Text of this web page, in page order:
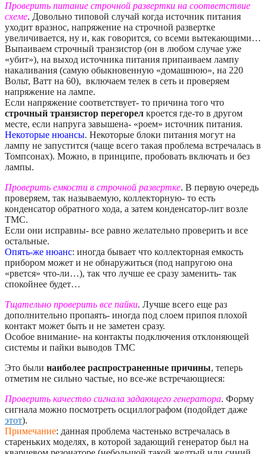
Проверить питание строчной развертки на соответствие
схеме. Довольно типовой случай когда источник питания
уходит вразнос, напряжение на строчной развертке
увеличивается, ну и, как говорится, со всеми вытекающими…
Выпаиваем строчный транзистор (он в любом случае уже
«убит»), на выход источника питания припаиваем лампу
накаливания (самую обыкновенную «домашнюю», на 220
Вольт, Ватт на 60), включаем телек в сеть и проверяем
напряжение на лампе.
Если напряжение соответствует- то причина того что
строчный транзистор перегорел кроется где-то в другом
месте, если напруга завышена- «роем» источник питания.
Некоторые нюансы. Некоторые блоки питания могут на
лампу не запустится (чаще всего такая проблема встречалась в
Томпсонах). Можно, в принципе, пробовать включать и без
лампы.
Проверить емкости в строчной развертке. В первую очередь
проверяем, так называемую, коллекторную- то есть
конденсатор обратного хода, а затем конденсатор-лит возле
ТМС.
Если они исправны- все равно желательно проверить и все
остальные.
Опять-же нюанс: иногда бывает что коллекторная емкость
прибором может и не обнаружиться (под напругою она
«рвется» что-ли…), так что лучше ее сразу заменить- так
спокойнее будет…
Тщательно проверить все пайки. Лучше всего еще раз
дополнительно пропаять- иногда под слоем припоя плохой
контакт может быть и не заметен сразу.
Особое внимание- на контакты подключения отклоняющей
системы и пайки выводов ТМС
Это были наиболее распространенные причины, теперь
отметим не сильно частые, но все-же встречающиеся:
Проверить качество сигнала задающего генератора. Форму
сигнала можно посмотреть осциллографом (подойдет даже
этот).
Примечание: данная проблема частенько встречалась в
стареньких моделях, в которой задающий генератор был на